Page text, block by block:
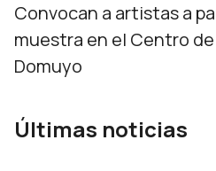
Convocan a artistas a
muestra en el Centro
Domuyo
Últimas noticias